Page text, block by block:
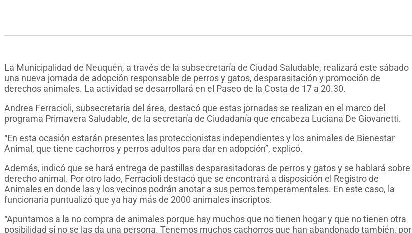
La Municipalidad de Neuquén, a través de la subsecretaría de Ciudad Saludable, realizará este sábado
una nueva jornada de adopción responsable de perros y gatos, desparasitación y promoción de
derechos animales. La actividad se desarrollará en el Paseo de la Costa de 17 a 20.30.
Andrea Ferracioli, subsecretaria del área, destacó que estas jornadas se realizan en el marco del
programa Primavera Saludable, de la secretaría de Ciudadanía que encabeza Luciana De Giovanetti.
“En esta ocasión estarán presentes las proteccionistas independientes y los animales de Bienestar
Animal, que tiene cachorros y perros adultos para dar en adopción”, explicó.
Además, indicó que se hará entrega de pastillas desparasitadoras de perros y gatos y se hablará sobre
derecho animal. Por otro lado, Ferracioli destacó que se encontrará a disposición el Registro de
Animales en donde las y los vecinos podrán anotar a sus perros temperamentales. En este caso, la
funcionaria puntualizó que ya hay más de 2000 animales inscriptos.
“Apuntamos a la no compra de animales porque hay muchos que no tienen hogar y que no tienen otra
posibilidad si no se las da una persona. Tenemos muchos cachorros que han abandonado también, por